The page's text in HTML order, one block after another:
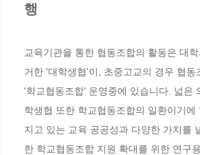
행
교육기관을 통한 협동조합의 활동은 대
거한 '대학생협'이, 초중고교의 경우 협동
'학교협동조합' 운영중에 있습니다. 넓은
학생협 또한 학교협동조합의 일환이기에
지고 있는 교육 공공성과 다양한 가치를
한 학교협동조합 지원 확대를 위한 연구